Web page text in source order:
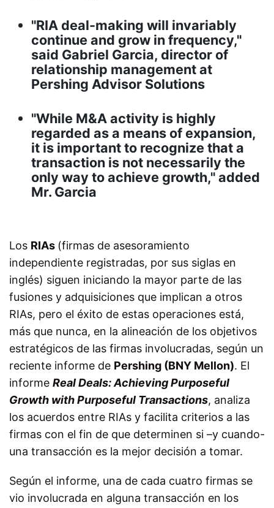
"RIA deal-making will invariably
continue and grow in frequency,"
said Gabriel Garcia, director of
relationship management at
Pershing Advisor Solutions
"While M&A activity is highly
regarded as a means of expansion,
it is important to recognize that a
transaction is not necessarily the
only way to achieve growth," added
Mr. Garcia
Los RIAs (firmas de asesoramiento
independiente registradas, por sus siglas en
inglés) siguen iniciando la mayor parte de las
fusiones y adquisiciones que implican a otros
RIAs, pero el éxito de estas operaciones está,
más que nunca, en la alineación de los objetivos
estratégicos de las firmas involucradas, según un
reciente informe de Pershing (BNY Mellon). El
informe Real Deals: Achieving Purposeful
Growth with Purposeful Transactions, analiza
los acuerdos entre RIAs y facilita criterios a las
firmas con el fin de que determinen si –y cuando-
una transacción es la mejor decisión a tomar.
Según el informe, una de cada cuatro firmas se
vio involucrada en alguna transacción en los